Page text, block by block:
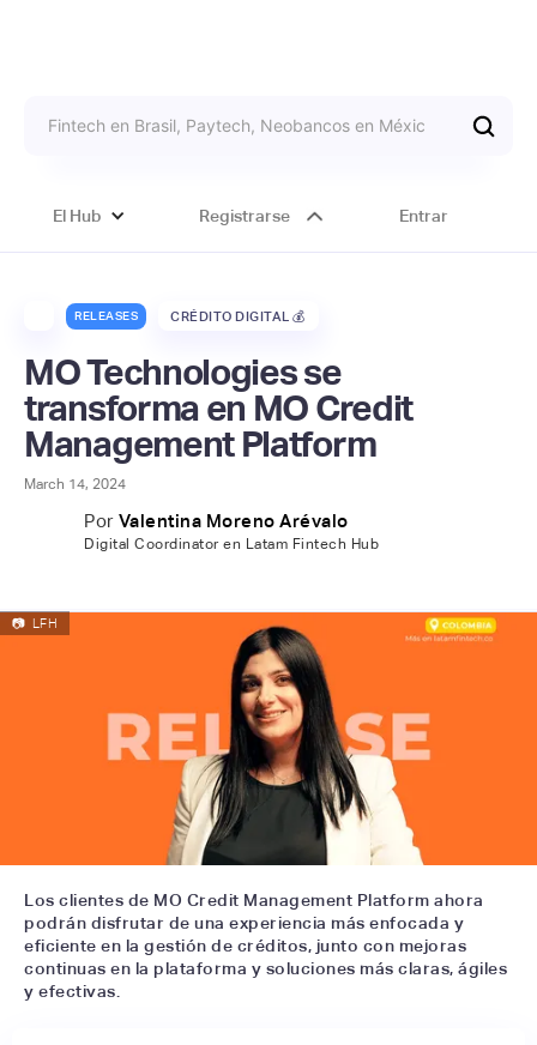
El Hub Registrarse Entrar
RELEASES CRÉDITO DIGITAL 💰
MO Technologies se
transforma en MO Credit
Management Platform
March 14, 2024
Por Valentina Moreno Arévalo
Digital Coordinator en Latam Fintech Hub
📷 LFH
Los clientes de MO Credit Management Platform ahora
podrán disfrutar de una experiencia más enfocada y
eficiente en la gestión de créditos, junto con mejoras
continuas en la plataforma y soluciones más claras, ágiles
y efectivas.